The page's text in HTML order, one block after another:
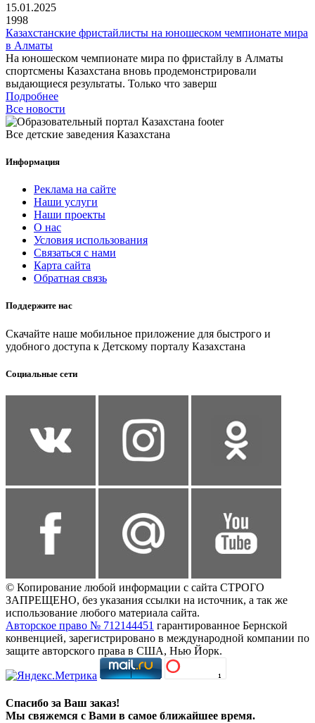
15.01.2025
1998
Казахстанские фристайлисты на юношеском чемпионате мира
в Алматы
На юношеском чемпионате мира по фристайлу в Алматы
спортсмены Казахстана вновь продемонстрировали
выдающиеся результаты. Только что заверш
Подробнее
Все новости
Все детские заведения Казахстана
Информация
Реклама на сайте
Наши услуги
Наши проекты
О нас
Условия использования
Связаться с нами
Карта сайта
Обратная связь
Поддержите нас
Скачайте наше мобильное приложение для быстрого и
удобного доступа к Детскому порталу Казахстана
Социальные сети
© Копирование любой информации с сайта СТРОГО
ЗАПРЕЩЕНО, без указания ссылки на источник, а так же
использование любого материала сайта.
Авторское право № 712144451 гарантированное Бернской
конвенцией, зарегистрировано в международной компании по
защите авторского права в США, Нью Йорк.
Спасибо за Ваш заказ!
Мы свяжемся с Вами в самое ближайшее время.